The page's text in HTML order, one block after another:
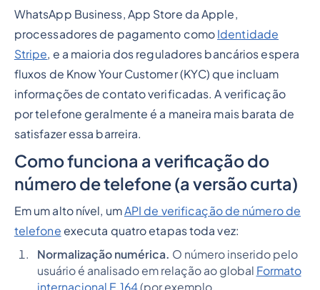
WhatsApp Business, App Store da Apple,
processadores de pagamento como Identidade
Stripe, e a maioria dos reguladores bancários espera
fluxos de Know Your Customer (KYC) que incluam
informações de contato verificadas. A verificação
por telefone geralmente é a maneira mais barata de
satisfazer essa barreira.
Como funciona a verificação do
número de telefone (a versão curta)
Em um alto nível, umAPI de verificação de número de
telefone executa quatro etapas toda vez:
Normalização numérica. O número inserido pelo
usuário é analisado em relação ao global Formato
internacional E.164(por exemplo,